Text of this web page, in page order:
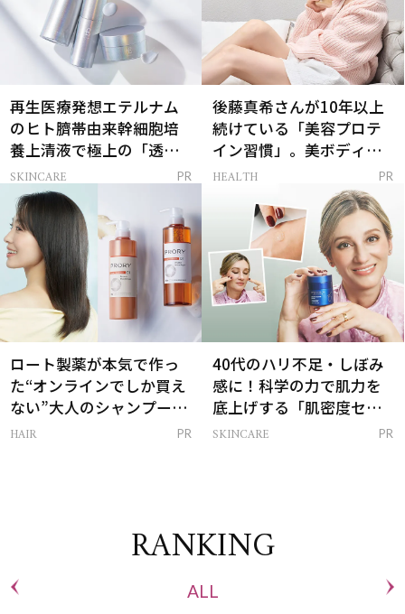
再生医療発想エテルナム
のヒト臍帯由来幹細胞培
養上清液で極上の「透明
感ハリ肌」へ
SKINCARE PR
後藤真希さんが10年以上
続けている「美容プロテ
イン習慣」。美ボディを
支える朝ルーティンと
HEALTH PR
ロート製薬が本気で作っ
た“オンラインでしか買え
ない”大人のシャンプー＆
トリートメントって？
HAIR PR
40代のハリ不足・しぼみ
感に！科学の力で肌力を
底上げする「肌密度セラ
ム」
SKINCARE PR
RANKING
ALL